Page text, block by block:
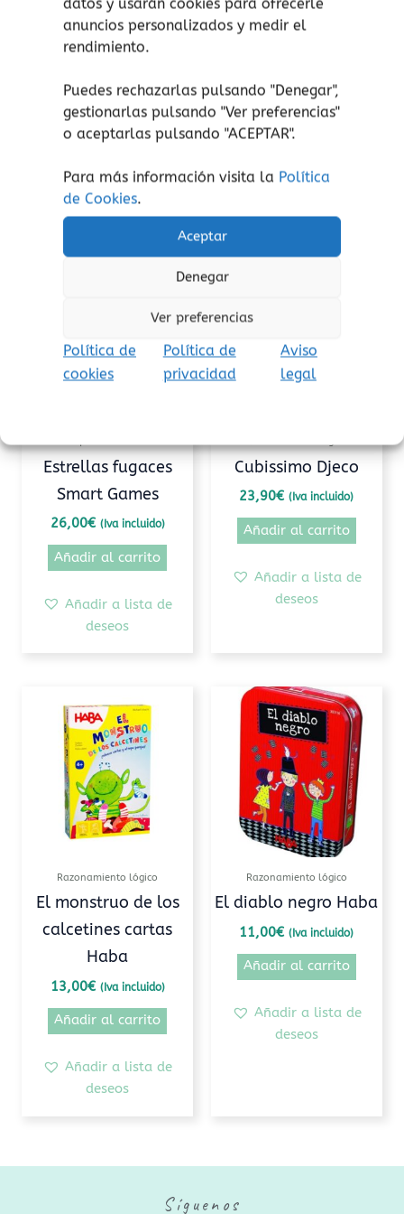
anuncios personalizados y medir el
rendimiento.
Puedes rechazarlas pulsando "Denegar",
gestionarlas pulsando "Ver preferencias"
o aceptarlas pulsando "ACEPTAR".
Para más información visita la Política
de Cookies.
Aceptar
Denegar
Ver preferencias
Política de
cookies
Política de
privacidad
Aviso
legal
¡atención!No apto para peques menores de 3
Aviso de seguridad:El embalaje no es un
juguete. Retire el embalaje antes de jugar.
Estrellas fugaces
Smart Games
26,00€ (Iva incluido)
Añadir al carrito
Añadir a lista de
deseos
Cubissimo Djeco
23,90€ (Iva incluido)
Añadir al carrito
Añadir a lista de
deseos
Razonamiento lógico
El monstruo de los
calcetines cartas
Haba
13,00€ (Iva incluido)
Añadir al carrito
Añadir a lista de
deseos
Razonamiento lógico
El diablo negro Haba
11,00€ (Iva incluido)
Añadir al carrito
Añadir a lista de
deseos
Síguenos